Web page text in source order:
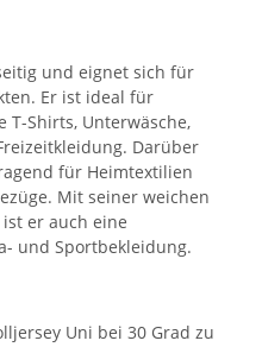
und eignet sich für
Er ist ideal für
T-Shirts, Unterwäsche,
Darüber
für Heimtextilien
Mit seiner weichen
er auch eine
und Sportbekleidung.
Uni bei 30 Grad zu